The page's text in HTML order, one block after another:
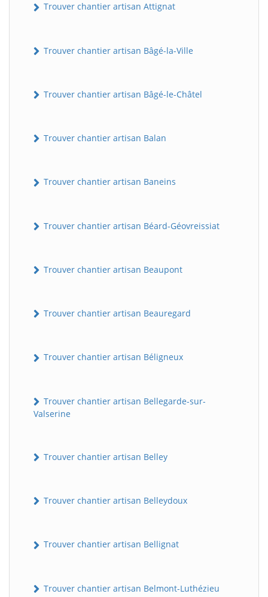
Trouver chantier artisan Attignat
Trouver chantier artisan Bâgé-la-Ville
Trouver chantier artisan Bâgé-le-Châtel
Trouver chantier artisan Balan
Trouver chantier artisan Baneins
Trouver chantier artisan Béard-Géovreissiat
Trouver chantier artisan Beaupont
Trouver chantier artisan Beauregard
Trouver chantier artisan Béligneux
Trouver chantier artisan Bellegarde-sur-
Valserine
Trouver chantier artisan Belley
Trouver chantier artisan Belleydoux
Trouver chantier artisan Bellignat
Trouver chantier artisan Belmont-Luthézieu